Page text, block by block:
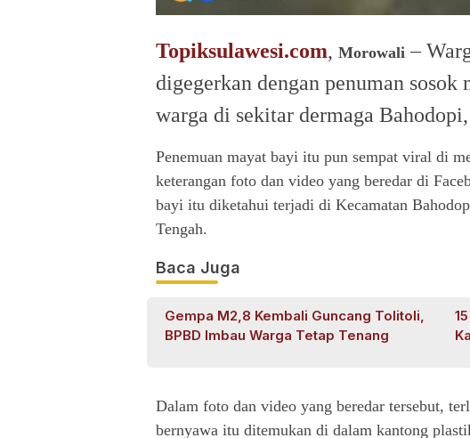
Topiksulawesi.com, Morowali –
digegerkan dengan penuman sosok
warga di sekitar dermaga
Penemuan mayat bayi itu pun sempat viral di
keterangan foto dan video yang beredar di
bayi itu diketahui terjadi di Kecamatan
Tengah.
Baca Juga
Gempa M2,8 Kembali Guncang Tolitoli,
BPBD Imbau Warga Tetap Tenang
Dalam foto dan video yang beredar tersebut,
bernyawa itu ditemukan di dalam kantong